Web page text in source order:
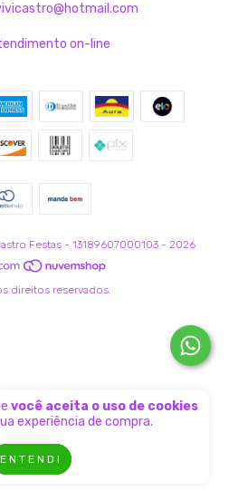
você aceita o uso de cookies
experiência de compra.
ENTENDI
on-line
Festas - 13189607000103 - 2026
direitos reservados.